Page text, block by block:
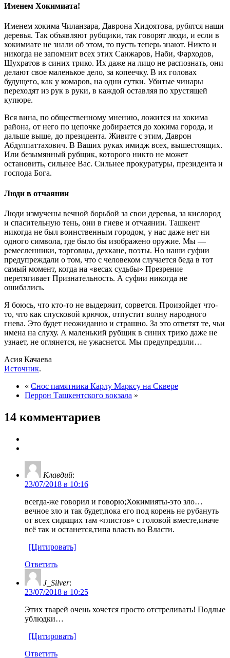
Именем Хокимиата!
Именем хокима Чиланзара, Даврона Хидоятова, рубятся наши
деревья. Так объявляют рубщики, так говорят люди, и если в
хокимиате не знали об этом, то пусть теперь знают. Никто и
никогда не запомнит всех этих Санжаров, Наби, Фарходов,
Шухратов в синих трико. Их даже на лицо не распознать, они
делают свое маленькое дело, за копеечку. В их головах
будущего, как у комаров, на одни сутки. Убитые чинары
переходят из рук в руки, в каждой оставляя по хрустящей
купюре.
Вся вина, по общественному мнению, ложится на хокима
района, от него по цепочке добирается до хокима города, и
дальше выше, до президента. Живите с этим, Даврон
Абдулпаттахович. В Ваших руках имидж всех, вышестоящих.
Или безымянный рубщик, которого никто не может
остановить, сильнее Вас. Сильнее прокуратуры, президента и
господа Бога.
Люди в отчаянии
Люди измучены вечной борьбой за свои деревья, за кислород
и спасительную тень, они в гневе и отчаянии. Ташкент
никогда не был воинственным городом, у нас даже нет ни
одного символа, где было бы изображено оружие. Мы —
ремесленники, торговцы, дехкане, поэты. Но наши суфии
предупреждали о том, что с человеком случается беда в тот
самый момент, когда на «весах судьбы» Презрение
перетягивает Признательность. А суфии никогда не
ошибались.
Я боюсь, что кто-то не выдержит, сорвется. Произойдет что-
то, что как спусковой крючок, отпустит волну народного
гнева. Это будет неожиданно и страшно. За это ответят те, чьи
имена на слуху. А маленький рубщик в синих трико даже не
узнает, не оглянется, не ужаснется. Мы предупредили…
Асия Качаева
Источник.
« Снос памятника Карлу Марксу на Сквере
Перрон Ташкентского вокзала »
14 комментариев
Клавдий:
23/07/2018 в 10:16
всегда-же говорил и говорю;Хокимияты-это зло…
вечное зло и так будет,пока его под корень не рубануть
от всех сидящих там «глистов» с головой вместе,иначе
всё так и останется,типа власть во Власти.
[Цитировать]
Ответить
J_Silver:
23/07/2018 в 10:25
Этих тварей очень хочется просто отстреливать! Подлые
ублюдки…
[Цитировать]
Ответить